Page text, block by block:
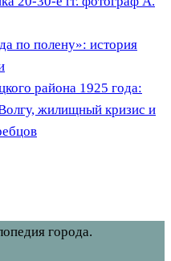
по полену»: история
района 1925 года:
жилищный кризис и
города.